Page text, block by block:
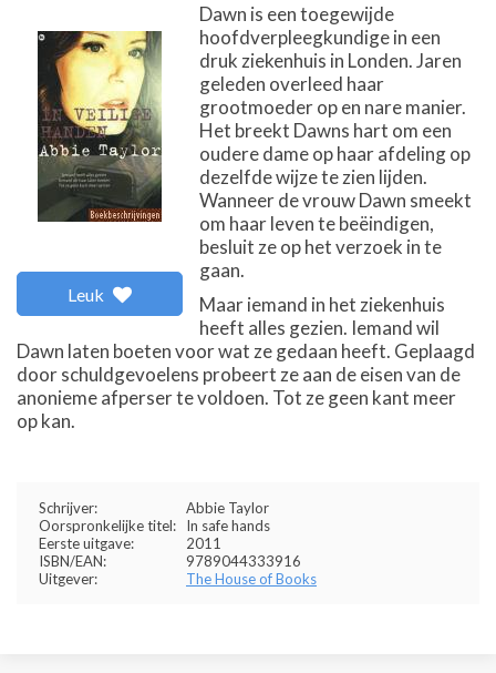
Leuk
Dawn is een toegewijde
hoofdverpleegkundige in een
druk ziekenhuis in Londen. Jaren
geleden overleed haar
grootmoeder op en nare manier.
Het breekt Dawns hart om een
oudere dame op haar afdeling op
dezelfde wijze te zien lijden.
Wanneer de vrouw Dawn smeekt
om haar leven te beëindigen,
besluit ze op het verzoek in te
gaan.
Maar iemand in het ziekenhuis
heeft alles gezien. Iemand wil
Dawn laten boeten voor wat ze gedaan heeft. Geplaagd
door schuldgevoelens probeert ze aan de eisen van de
anonieme afperser te voldoen. Tot ze geen kant meer
op kan.
Schrijver:
Abbie Taylor
Oorspronkelijke titel:
In safe hands
Eerste uitgave:
2011
ISBN/EAN:
9789044333916
Uitgever:
The House of Books